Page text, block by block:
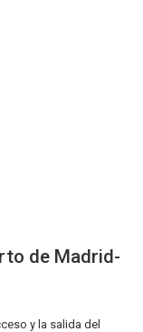
de Madrid-
y la salida del